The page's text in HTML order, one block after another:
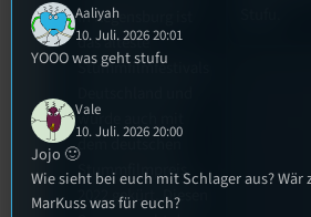
in Regensburg ist
das älteste
Stummfilmfestivals
wurde auch mit
dem deutschen
Stummfilmpreis
2022 gekürt. Diesen
Aaliyah
10. Juli. 2026 20:01
YOOO was geht stufu
Vale
10. Juli. 2026 20:00
Jojo 🙂
Wie sieht bei euch mit Schlager aus? Wär
MarKuss was für euch?